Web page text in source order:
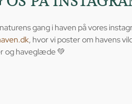
gang i haven på vores
, hvor vi poster om havens
og haveglæde 💚